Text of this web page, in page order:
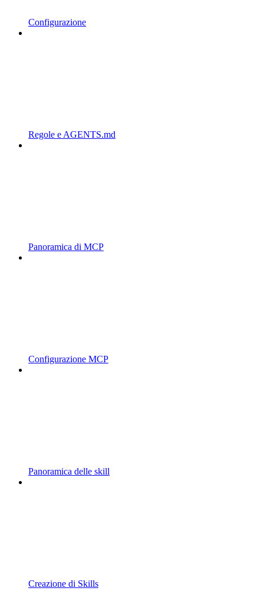
Configurazione
Regole e AGENTS.md
Panoramica di MCP
Configurazione MCP
Panoramica delle skill
Creazione di Skills